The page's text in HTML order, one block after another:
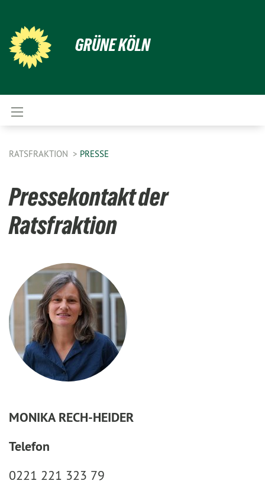
GRÜNE KÖLN
RATSFRAKTION PRESSE
Pressekontakt der
Ratsfraktion
MONIKA RECH-HEIDER
Telefon
0221 221 323 79